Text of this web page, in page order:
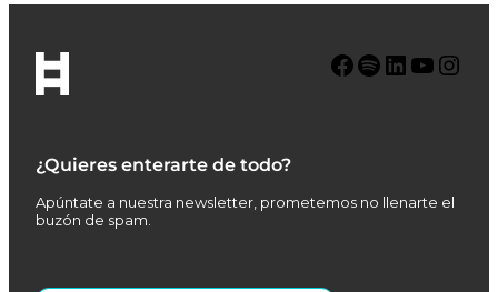
¿Quieres enterarte de todo?
Apúntate a nuestra newsletter, prometemos no llenarte el
buzón de spam.
Facebook Spotify LinkedIn YouTube Instagram